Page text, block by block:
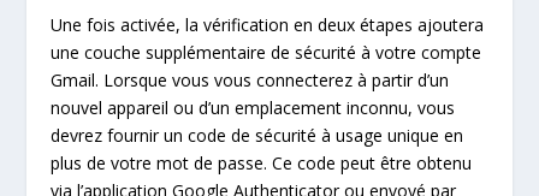
Une fois activée, la vérification en deux étapes ajoutera
une couche supplémentaire de sécurité à votre compte
Gmail. Lorsque vous vous connecterez à partir d’un
nouvel appareil ou d’un emplacement inconnu, vous
devrez fournir un code de sécurité à usage unique en
plus de votre mot de passe. Ce code peut être obtenu
via l’application Google Authenticator ou envoyé par